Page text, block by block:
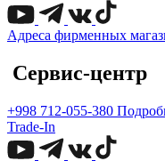
Адреса фирменных
Сервис-центр
+998 712-055-380
Trade-In